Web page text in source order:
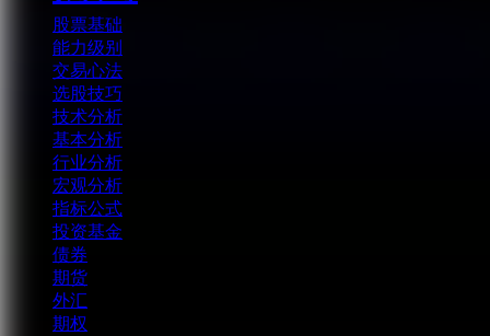
股票基础
能力级别
交易心法
选股技巧
技术分析
基本分析
行业分析
宏观分析
指标公式
投资基金
债券
期货
外汇
期权